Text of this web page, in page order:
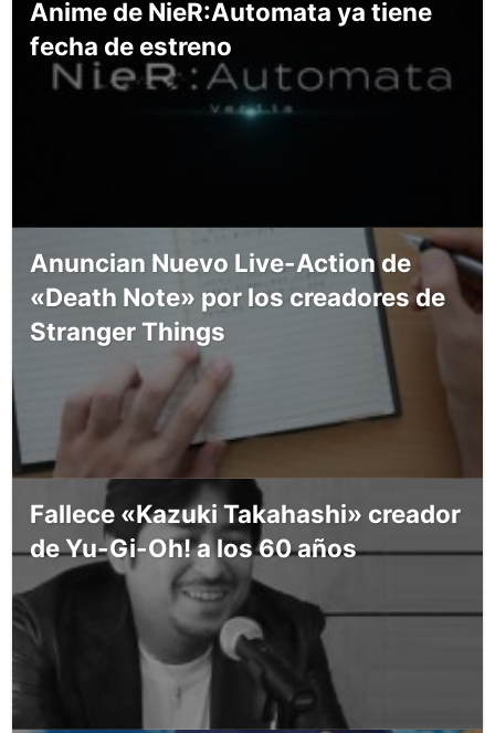
Anime de NieR:Automata ya tiene
fecha de estreno
Anuncian Nuevo Live-Action de
«Death Note» por los creadores de
Stranger Things
Fallece «Kazuki Takahashi» creador
de Yu-Gi-Oh! a los 60 años